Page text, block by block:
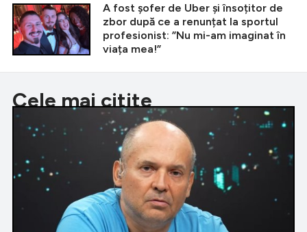
A fost șofer de Uber și însoțitor de
zbor după ce a renunțat la sportul
profesionist: ”Nu mi-am imaginat în
viața mea!”
Cele mai citite